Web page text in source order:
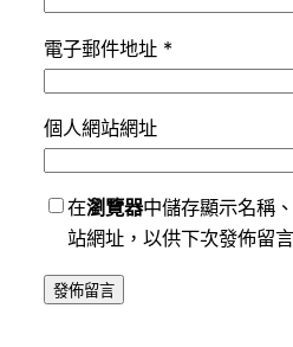
電子郵件地址 *
個人網站網址
在瀏覽器中儲存顯示名稱
站網址，以供下次發佈留